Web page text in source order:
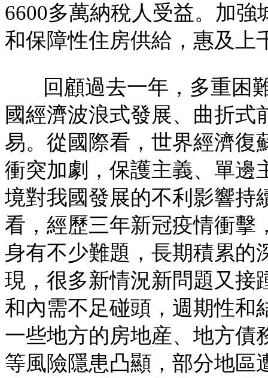
6600多萬納稅人受益。加強
和保障性住房供給，惠及上
回顧過去一年，多重困
國經濟波浪式發展、曲折式
易。從國際看，世界經濟復
衝突加劇，保護主義、單邊
境對我國發展的不利影響持
看，經歷三年新冠疫情衝擊
身有不少難題，長期積累的
現，很多新情況新問題又接
和內需不足碰頭，週期性和
一些地方的房地産、地方債
等風險隱患凸顯，部分地區